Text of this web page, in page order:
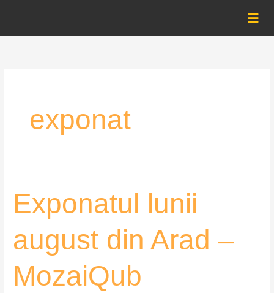
content
exponat
Exponatul lunii
august din Arad –
MozaiQub
Exponatul
din
–
MozaiQub